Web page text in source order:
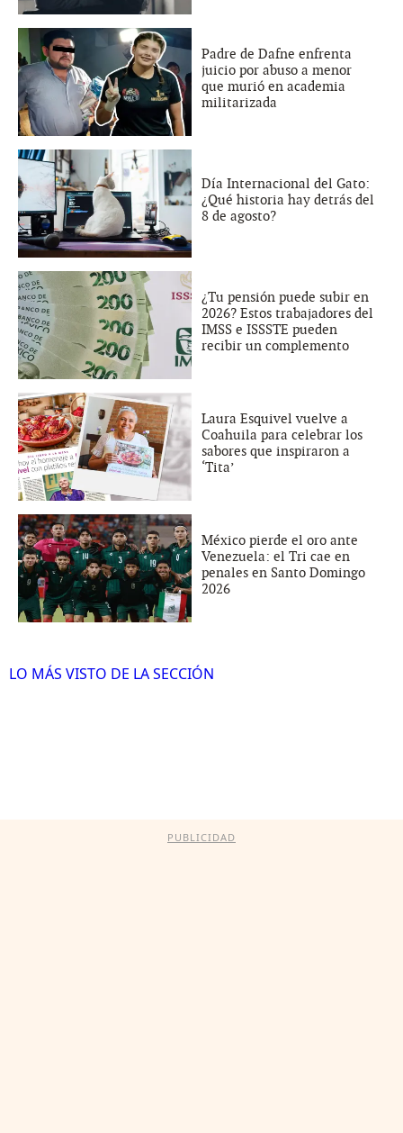
Padre de Dafne enfrenta
juicio por abuso a menor
que murió en academia
militarizada
Día Internacional del Gato:
¿Qué historia hay detrás del
8 de agosto?
¿Tu pensión puede subir en
2026? Estos trabajadores del
IMSS e ISSSTE pueden
recibir un complemento
Laura Esquivel vuelve a
Coahuila para celebrar los
sabores que inspiraron a
‘Tita’
México pierde el oro ante
Venezuela: el Tri cae en
penales en Santo Domingo
2026
LO MÁS VISTO DE LA SECCIÓN
PUBLICIDAD